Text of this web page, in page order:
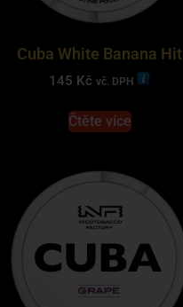
Cuba White Banana Hit
145 Kč vč. DPH
Čtěte více